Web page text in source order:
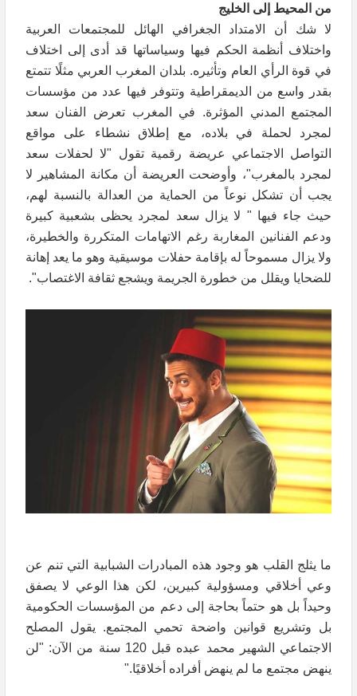
من المحيط إلى الخليج
لا شك أن الامتداد الجغرافي الهائل للمجتمعات العربية
واختلاف أنظمة الحكم فيها وسياساتها قد أدى إلى اختلاف
في قوة الرأي العام وتأثيره. بلدان المغرب العربي مثلًا تتمتع
بقدر واسع من الديمقراطية وتتوفر فيها عدد من مؤسسات
المجتمع المدني المؤثرة. في المغرب تعرض الفنان سعد
لمجرد لحملة في بلاده، مع إطلاق نشطاء على مواقع
التواصل الاجتماعي عريضة رقمية تقول "لا لحفلات سعد
لمجرد بالمغرب"، وأوضحت العريضة أن مكانة المشاهير لا
يجب أن تشكل نوعاً من الحماية من العدالة بالنسبة لهم،
حيث جاء فيها " لا يزال سعد لمجرد يحظى بشعبية كبيرة
ودعم الفنانين المغاربة رغم الاتهامات المتكررة والخطيرة،
ولا يزال مسموحاً له بإقامة حفلات موسيقية وهو ما يعد إهانة
للضحايا ويقلل من خطورة الجريمة ويشجع ثقافة الاغتصاب".
ما يثلج القلب هو وجود هذه المبادرات الشبابية التي تنم عن
وعي أخلاقي ومسؤولية كبيرين، لكن هذا الوعي لا يصفق
وحيداً بل هو حتماً بحاجة إلى دعم من المؤسسات الحكومية
بل وتشريع قوانين واضحة تحمي المجتمع. يقول المصلح
الاجتماعي الشهير محمد عبده قبل 120 سنة من الآن: "لن
ينهض مجتمع ما لم ينهض أفراده أخلاقيًا."